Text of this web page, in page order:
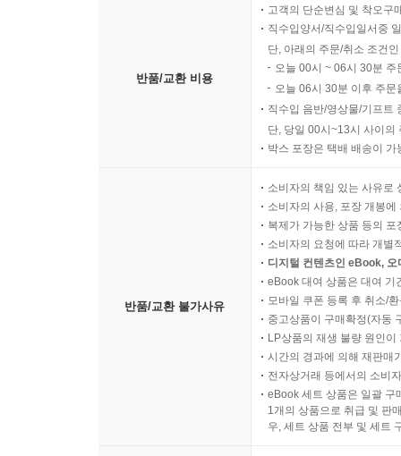
반품/교환 비용
고객의 단순변심 및 착오구
직수입양서/직수입일서중
단, 아래의 주문/취소 조건
오늘 00시 ~ 06시 30분
오늘 06시 30분 이후 주
직수입 음반/영상물/기프트
단, 당일 00시~13시 사이의
박스 포장은 택배 배송이
반품/교환 불가사유
소비자의 책임 있는 사유로
소비자의 사용, 포장 개봉
복제가 가능한 상품 등의
소비자의 요청에 따라 개별
디지털 컨텐츠인 eBook,
eBook 대여 상품은 대여 기
모바일 쿠폰 등록 후 취소/
중고상품이 구매확정(자동
LP상품의 재생 불량 원인
시간의 경과에 의해 재판매
전자상거래 등에서의 소비
eBook 세트 상품은 일괄 구
1개의 상품으로 취급 및 판
우, 세트 상품 전부 및 세트